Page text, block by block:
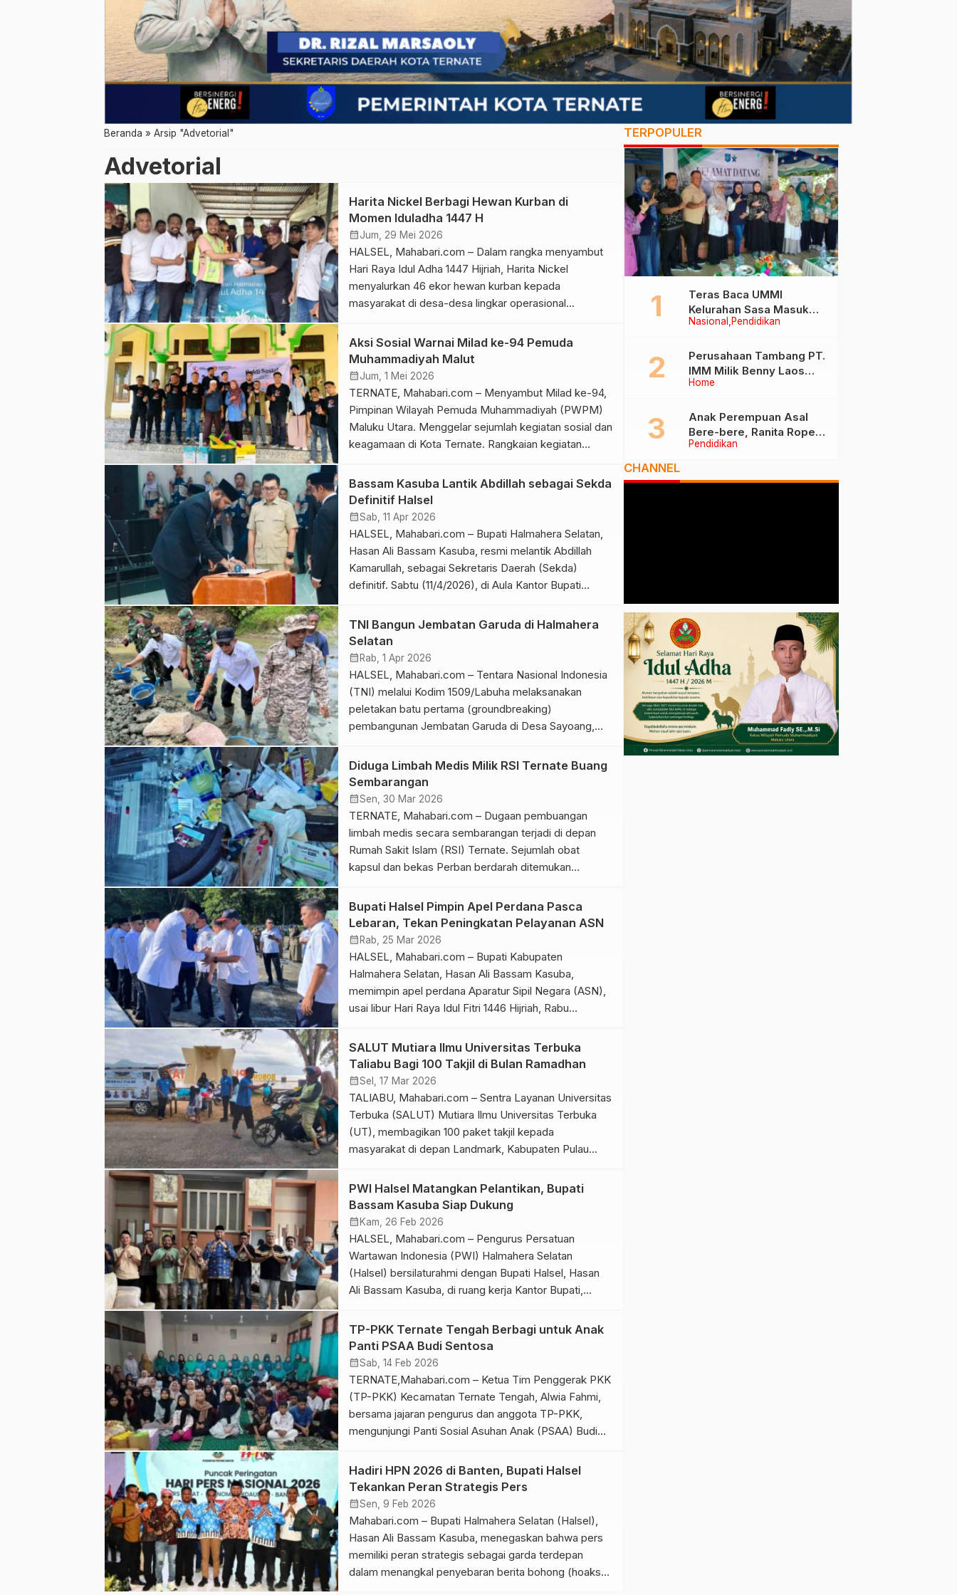
Beranda » Arsip "Advetorial"
Advetorial
Harita Nickel Berbagi Hewan Kurban di
Momen Iduladha 1447 H
calendar_monthJum, 29 Mei 2026
HALSEL, Mahabari.com – Dalam rangka menyambut
Hari Raya Idul Adha 1447 Hijriah, Harita Nickel
menyalurkan 46 ekor hewan kurban kepada
masyarakat di desa-desa lingkar operasional
Maluku Utara. Hewan kurban yang disalurkan terdiri
dari 43 ekor sapi dan tiga ekor kambing. Sebanyak 25
hewan kurban didistribusikan ke desa-desa […]
Aksi Sosial Warnai Milad ke-94 Pemuda
Muhammadiyah Malut
calendar_monthJum, 1 Mei 2026
TERNATE, Mahabari.com – Menyambut Milad ke-94,
Pimpinan Wilayah Pemuda Muhammadiyah (PWPM)
Maluku Utara. Menggelar sejumlah kegiatan sosial dan
keagamaan di Kota Ternate. Rangkaian kegiatan
seluruh pengurus wilayah serta masyarakat setempat.
Kegiatan diawali dengan aksi bersih-bersih di Masjid
An-Nur yang berlokasi di Kelurahan Kastela, Pulau
Ternate, pada Jumat […]
Bassam Kasuba Lantik Abdillah sebagai Sekda
Definitif Halsel
calendar_monthSab, 11 Apr 2026
HALSEL, Mahabari.com – Bupati Halmahera Selatan,
Hasan Ali Bassam Kasuba, resmi melantik Abdillah
Kamarullah, sebagai Sekretaris Daerah (Sekda)
definitif. Sabtu (11/4/2026), di Aula Kantor Bupati
Surat Keputusan (SK). Nomor 800.1.3.3/KEP/04/2026
tentang pengangkatan dalam Jabatan Pimpinan Tinggi
Pratama Pegawai Negeri Sipil di lingkungan
Pemerintah Kabupaten Halmahera Selatan.
Pengangkatan Abdillah Kamarullah juga […]
TNI Bangun Jembatan Garuda di Halmahera
Selatan
calendar_month Rab, 1 Apr 2026
HALSEL, Mahabari.com – Tentara Nasional Indonesia
(TNI) melalui Kodim 1509/Labuha melaksanakan
peletakan batu pertama (groundbreaking)
pembangunan Jembatan Garuda di Desa Sayoang,
Selatan, Rabu (1/4/2026). Kegiatan tersebut dihadiri
Dandim 1509/Labuha Letkol Inf Syamsul, S.I.P., Wakil
Bupati Halmahera Selatan Helmi Umar Muchsin, S.E.,
perwakilan Dinas Pekerjaan Umum, Camat Bacan
Timur, serta tokoh […]
Diduga Limbah Medis Milik RSI Ternate Buang
Sembarangan
calendar_monthSen, 30 Mar 2026
TERNATE, Mahabari.com – Dugaan pembuangan
limbah medis secara sembarangan terjadi di depan
Rumah Sakit Islam (RSI) Ternate. Sejumlah obat
kapsul dan bekas Perban berdarah ditemukan
pembuangan terbuka yang berada persis di area
depan rumah sakit. Berdasarkan pantauan di lokasi,
terlihat berbagai jenis limbah medis seperti kemasan
obat, blister […]
Bupati Halsel Pimpin Apel Perdana Pasca
Lebaran, Tekan Peningkatan Pelayanan ASN
calendar_month Rab, 25 Mar 2026
HALSEL, Mahabari.com – Bupati Kabupaten
Halmahera Selatan, Hasan Ali Bassam Kasuba,
memimpin apel perdana Aparatur Sipil Negara (ASN),
usai libur Hari Raya Idul Fitri 1446 Hijriah, Rabu
Kantor Bupati ini dirangkaikan dengan acara halal
bihalal bersama jajaran pemerintah daerah. Apel
tersebut dihadiri Sekretaris Daerah, para asisten, staf
ahli, pimpinan […]
SALUT Mutiara Ilmu Universitas Terbuka
Taliabu Bagi 100 Takjil di Bulan Ramadhan
calendar_monthSel, 17 Mar 2026
TALIABU, Mahabari.com – Sentra Layanan Universitas
Terbuka (SALUT) Mutiara Ilmu Universitas Terbuka
(UT), membagikan 100 paket takjil kepada
masyarakat di depan Landmark, Kabupaten Pulau
antusias warga yang melintas. Sebanyak 100 paket
tersebut terdiri dari 50 kotak makanan ringan dan 50
paket minuman es teler atau es buah. Pembagian takjil
[…]
PWI Halsel Matangkan Pelantikan, Bupati
Bassam Kasuba Siap Dukung
calendar_month Kam, 26 Feb 2026
HALSEL, Mahabari.com – Pengurus Persatuan
Wartawan Indonesia (PWI) Halmahera Selatan
(Halsel) bersilaturahmi dengan Bupati Halsel, Hasan
Ali Bassam Kasuba, di ruang kerja Kantor Bupati,
Ketua PWI Halsel, Samsudin Chalil, dalam rangka
menyampaikan kesiapan pelantikan pengurus baru
PWI Halmahera Selatan periode 2025–2027 sekaligus
memperkuat sinergi dengan pemerintah daerah.
Samsudin mengungkapkan, pelantikan […]
TP-PKK Ternate Tengah Berbagi untuk Anak
Panti PSAA Budi Sentosa
calendar_monthSab, 14 Feb 2026
TERNATE,Mahabari.com – Ketua Tim Penggerak PKK
(TP-PKK) Kecamatan Ternate Tengah, Alwia Fahmi,
bersama jajaran pengurus dan anggota TP-PKK,
mengunjungi Panti Sosial Asuhan Anak (PSAA) Budi
(24/3/2025). Kunjungan tersebut dirangkaikan dengan
penyerahan bingkisan kepada anak-anak panti
sebagai bentuk kepedulian sosial menyambut bulan
suci Ramadan. Alwia Fahmi mengatakan, kegiatan
berbagi […]
Hadiri HPN 2026 di Banten, Bupati Halsel
Tekankan Peran Strategis Pers
calendar_monthSen, 9 Feb 2026
Mahabari.com – Bupati Halmahera Selatan (Halsel),
Hasan Ali Bassam Kasuba, menegaskan bahwa pers
memiliki peran strategis sebagai garda terdepan
dalam menangkal penyebaran berita bohong (hoaks)
TERPOPULER
Nasional Pendidikan
Teras Baca UMMI
Kelurahan Sasa Masuk
Tiga Besar Nasional, Tim
Ternate
Home
Perusahaan Tambang PT.
IMM Milik Benny Laos
Diduga Tak Miliki Izin HPH
Pendidikan
Anak Perempuan Asal
Bere-bere, Ranita Rope
Dikukuhkan Sebagai Guru
CHANNEL